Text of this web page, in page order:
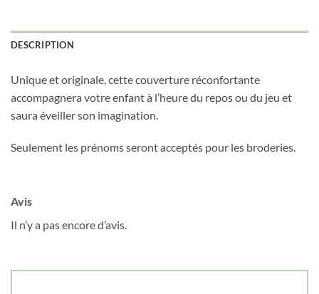
DESCRIPTION
Unique et originale, cette couverture réconfortante
accompagnera votre enfant à l’heure du repos ou du jeu et
saura éveiller son imagination.
Seulement les prénoms seront acceptés pour les broderies.
Avis
Il n’y a pas encore d’avis.
Obtenez un 10% de rabais sur votre
prochaine commande en vous inscrivant à
notre infolettre!
Courriel*